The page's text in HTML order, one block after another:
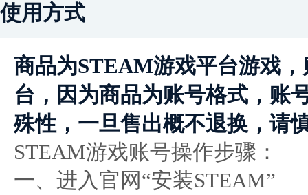
使用方式
商品为STEAM游戏平台游戏
台，因为商品为账号格式，账
殊性，一旦售出概不退换，请
STEAM游戏账号操作步骤：
一、进入官网“安装STEAM”